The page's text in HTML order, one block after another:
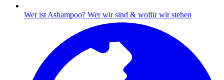
Wer ist Ashampoo? Wer wir sind & wofür wir stehen